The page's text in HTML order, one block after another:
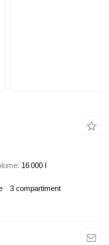
16 000 l
3 compartiment